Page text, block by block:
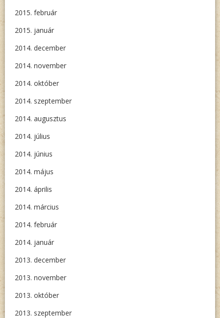
2015. február
2015. január
2014. december
2014. november
2014. október
2014. szeptember
2014. augusztus
2014. július
2014. június
2014. május
2014. április
2014. március
2014. február
2014. január
2013. december
2013. november
2013. október
2013. szeptember